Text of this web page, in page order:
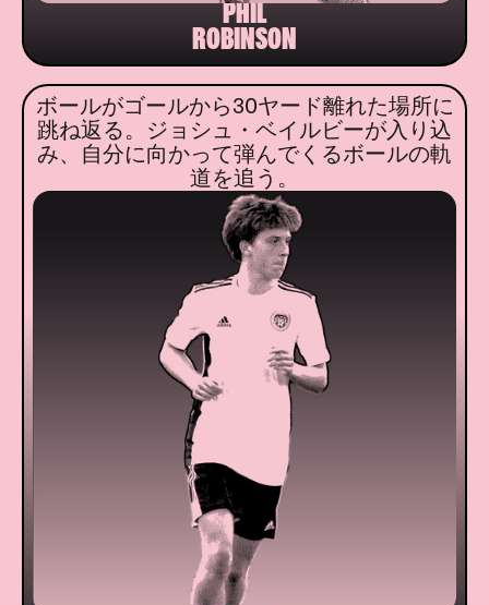
PHIL
ROBINSON
ボールがゴールから30ヤード離れた場所に
跳ね返る。ジョシュ・ベイルビーが入り込
み、自分に向かって弾んでくるボールの軌
道を追う。